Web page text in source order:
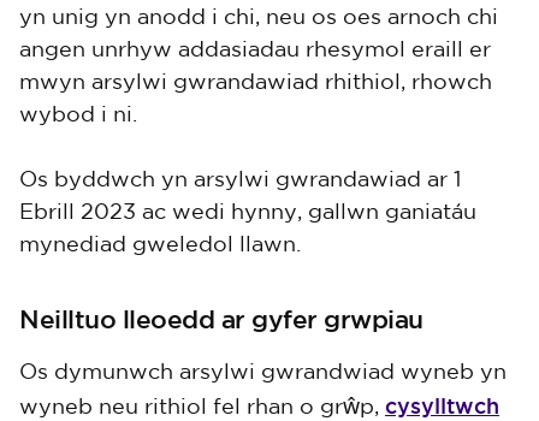
yn unig yn anodd i chi, neu os oes arnoch chi
angen unrhyw addasiadau rhesymol eraill er
mwyn arsylwi gwrandawiad rhithiol, rhowch
wybod i ni.
Os byddwch yn arsylwi gwrandawiad ar 1
Ebrill 2023 ac wedi hynny, gallwn ganiatáu
mynediad gweledol llawn.
Neilltuo lleoedd ar gyfer grwpiau
Os dymunwch arsylwi gwrandwiad wyneb yn
wyneb neu rithiol fel rhan o grŵp, cysylltwch